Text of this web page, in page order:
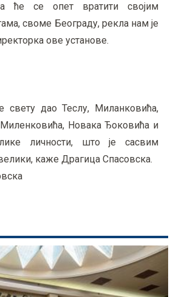
се опет вратити својим
своме Београду, рекла нам је
ове установе.
свету дао Теслу, Миланковића,
Новака Ђоковића и
личности, што је сасвим
каже Драгица Спасовска.